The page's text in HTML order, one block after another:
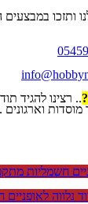
.. רצינו להגיד
וארגונים .
חשמליות
נלווה